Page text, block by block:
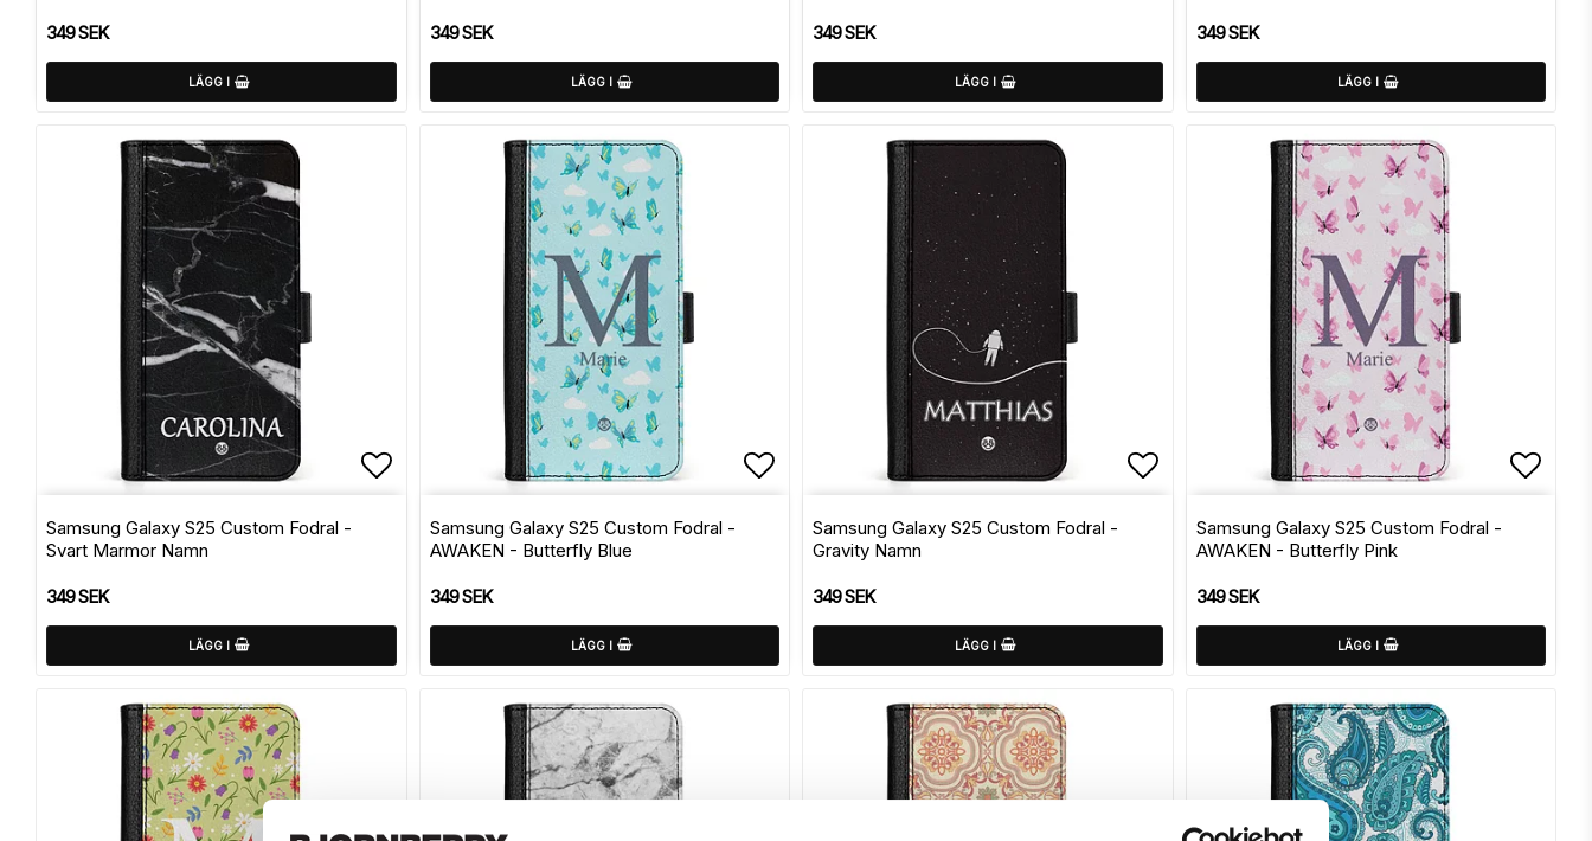
349 SEK
LÄGG I
349 SEK
LÄGG I
349 SEK
LÄGG I
349 SEK
LÄGG I
Lägg till i favoritlistan
Samsung Galaxy S25 Custom Fodral -
Svart Marmor Namn
349 SEK
LÄGG I
Lägg till i favoritlistan
Samsung Galaxy S25 Custom Fodral -
AWAKEN - Butterfly Blue
349 SEK
LÄGG I
Lägg till i favoritlistan
Samsung Galaxy S25 Custom Fodral -
Gravity Namn
349 SEK
LÄGG I
Samsung Galaxy S25 Custom Fodral -
AWAKEN - Butterfly Pink
349 SEK
LÄGG I